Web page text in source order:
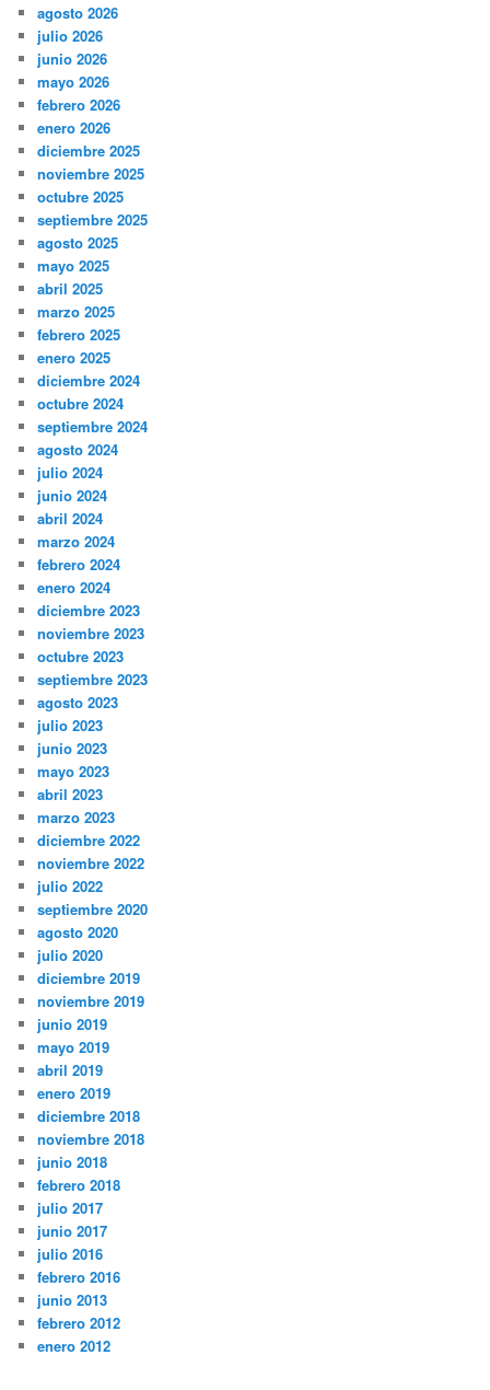
agosto 2026
julio 2026
junio 2026
mayo 2026
febrero 2026
enero 2026
diciembre 2025
noviembre 2025
octubre 2025
septiembre 2025
agosto 2025
mayo 2025
abril 2025
marzo 2025
febrero 2025
enero 2025
diciembre 2024
octubre 2024
septiembre 2024
agosto 2024
julio 2024
junio 2024
abril 2024
marzo 2024
febrero 2024
enero 2024
diciembre 2023
noviembre 2023
octubre 2023
septiembre 2023
agosto 2023
julio 2023
junio 2023
mayo 2023
abril 2023
marzo 2023
diciembre 2022
noviembre 2022
julio 2022
septiembre 2020
agosto 2020
julio 2020
diciembre 2019
noviembre 2019
junio 2019
mayo 2019
abril 2019
enero 2019
diciembre 2018
noviembre 2018
junio 2018
febrero 2018
julio 2017
junio 2017
julio 2016
febrero 2016
junio 2013
febrero 2012
enero 2012